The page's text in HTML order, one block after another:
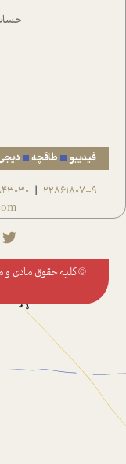
فیدیبو طاقچه
22861807-9
|
© کلیه حقوق مادی